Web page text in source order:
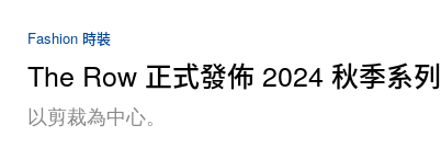
Fashion 時裝
The Row 正式發佈 2024 秋季系列
以剪裁為中心。